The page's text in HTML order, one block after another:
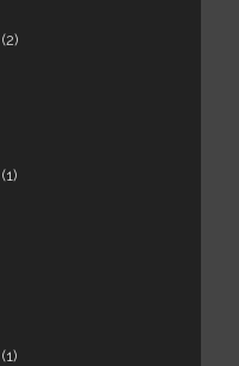
(2)
(1)
(1)